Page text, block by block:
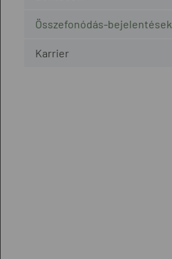
Összefonódás-bejelentések
Karrier